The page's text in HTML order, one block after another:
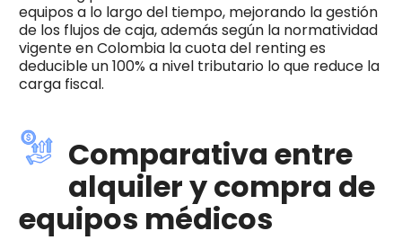
equipos a lo largo del tiempo, mejorando la gestión
de los flujos de caja, además según la normatividad
vigente en Colombia la cuota del renting es
deducible un 100% a nivel tributario lo que reduce la
carga fiscal.
Comparativa entre
alquiler y compra de
equipos médicos